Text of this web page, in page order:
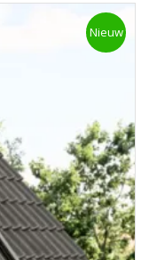
Nieuw